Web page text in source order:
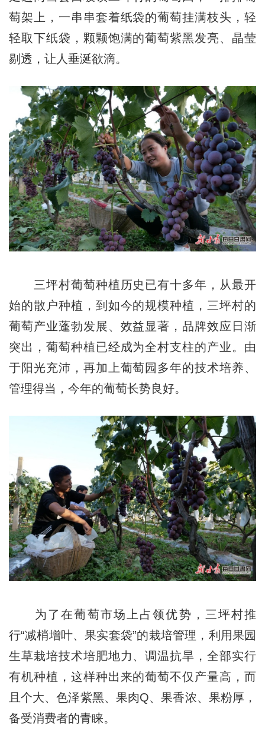
萄架上，一串串套着纸袋的葡萄挂满枝头，轻
轻取下纸袋，颗颗饱满的葡萄紫黑发亮、晶莹
剔透，让人垂涎欲滴。
三坪村葡萄种植历史已有十多年，从最开
始的散户种植，到如今的规模种植，三坪村的
葡萄产业蓬勃发展、效益显著，品牌效应日渐
突出，葡萄种植已经成为全村支柱的产业。由
于阳光充沛，再加上葡萄园多年的技术培养、
管理得当，今年的葡萄长势良好。
为了在葡萄市场上占领优势，三坪村推
行“减梢增叶、果实套袋”的栽培管理，利用果园
生草栽培技术培肥地力、调温抗旱，全部实行
有机种植，这样种出来的葡萄不仅产量高，而
且个大、色泽紫黑、果肉Q、果香浓、果粉厚，
备受消费者的青睐。